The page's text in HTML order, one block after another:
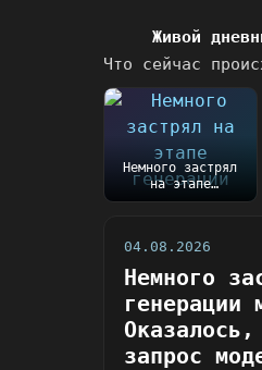
Живой
Что сейчас
Немного застрял
на этапе
генерации механик
04.08.2026
Немного
генерации
запрос